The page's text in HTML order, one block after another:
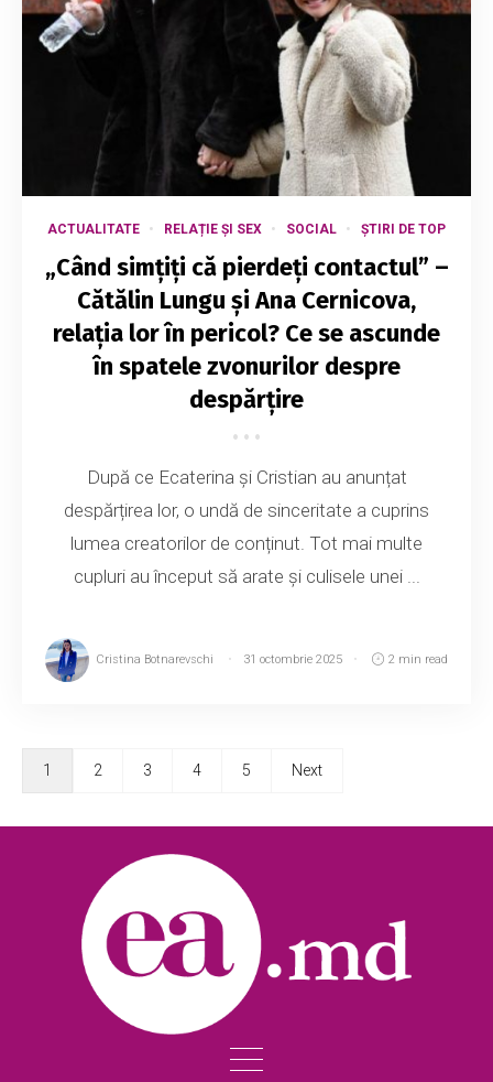
ACTUALITATE RELAȚIE ȘI SEX SOCIAL ȘTIRI DE TOP
„Când simțiți că pierdeți contactul” –
Cătălin Lungu și Ana Cernicova,
relația lor în pericol? Ce se ascunde
în spatele zvonurilor despre
despărțire
După ce Ecaterina și Cristian au anunțat
despărțirea lor, o undă de sinceritate a cuprins
lumea creatorilor de conținut. Tot mai multe
cupluri au început să arate și culisele unei ...
Cristina Botnarevschi 31 octombrie 2025 2 min read
1 2 3 4 5 Next